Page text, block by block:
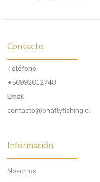
Contacto
Teléfono
+56992612748
Email
contacto@onaflyfishing.cl
Información
Nosotros